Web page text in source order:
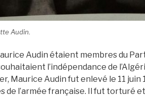
Audin.
Audin étaient membres du
l’indépendance de
Maurice Audin fut enlevé le 11 juin
de l’armée française. Il fut torturé